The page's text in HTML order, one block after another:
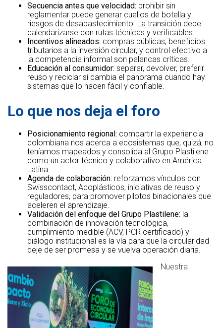
Secuencia antes que velocidad: prohibir sin
reglamentar puede generar cuellos de botella y
riesgos de desabastecimiento. La transición debe
calendarizarse con rutas técnicas y verificables.
Incentivos alineados: compras públicas, beneficios
tributarios a la inversión circular, y control efectivo a
la competencia informal son palancas críticas.
Educación al consumidor: separar, devolver, preferir
reuso y reciclar sí cambia el panorama cuando hay
sistemas que lo hacen fácil y confiable.
Lo que nos deja el foro
Posicionamiento regional: compartir la experiencia
colombiana nos acerca a ecosistemas que, quizá, no
teníamos mapeados y consolida al Grupo Plastilene
como un actor técnico y colaborativo en América
Latina.
Agenda de colaboración: reforzamos vínculos con
Swisscontact, Acoplásticos, iniciativas de reuso y
reguladores, para promover pilotos binacionales que
aceleren el aprendizaje.
Validación del enfoque del Grupo Plastilene: la
combinación de innovación tecnológica,
cumplimiento medible (ACV, PCR certificado) y
diálogo institucional es la vía para que la circularidad
deje de ser promesa y se vuelva operación diaria.
Nuestra